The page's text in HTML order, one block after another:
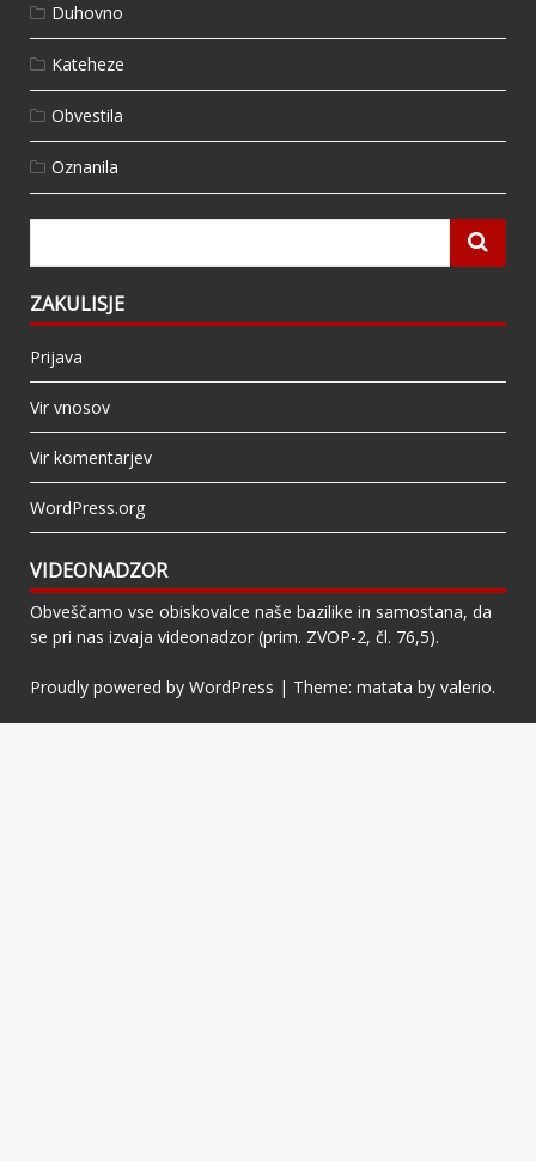
Duhovno
Kateheze
Obvestila
Oznanila
ZAKULISJE
Prijava
Vir vnosov
Vir komentarjev
WordPress.org
VIDEONADZOR
Obveščamo vse obiskovalce naše bazilike in samostana, da
se pri nas izvaja videonadzor (prim. ZVOP-2, čl. 76,5).
Proudly powered by WordPress | Theme: matata by valerio.